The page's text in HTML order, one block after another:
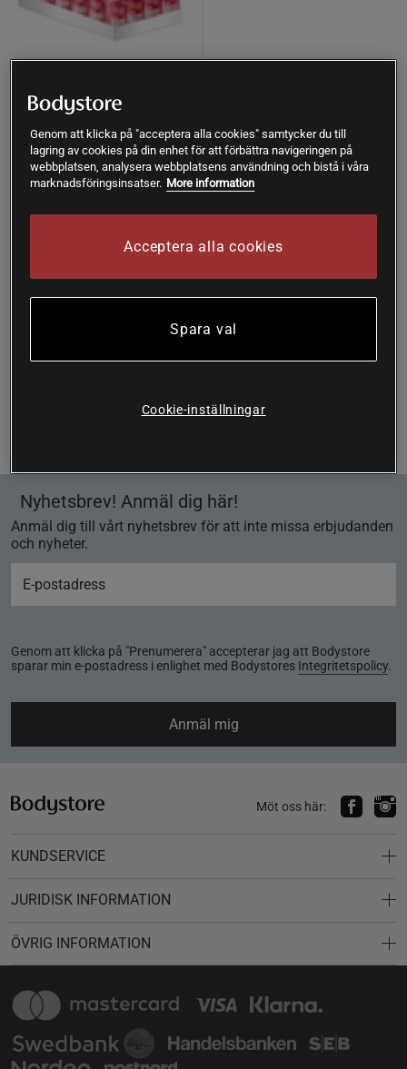
24 x hÄppi 330 ml 2 kr pant
hÄppi
Pant är inkluderat.
Nyhetsbrev! Anmäl dig här!
Anmäl dig till vårt nyhetsbrev för att inte missa erbjudanden
och nyheter.
Genom att klicka på "Prenumerera" accepterar jag att Bodystore
sparar min e-postadress i enlighet med Bodystores Integritetspolicy.
Anmäl mig
Möt oss här:
KUNDSERVICE
JURIDISK INFORMATION
ÖVRIG INFORMATION
Genom att klicka på "acceptera alla cookies" samtycker du till
lagring av cookies på din enhet för att förbättra navigeringen på
webbplatsen, analysera webbplatsens användning och bistå i våra
marknadsföringsinsatser. More information
Acceptera alla cookies
Spara val
Cookie-inställningar